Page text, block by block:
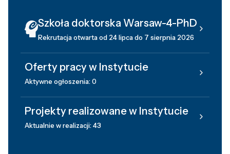
Szkoła doktorska Warsaw-4-PhD
Rekrutacja otwarta od 24 lipca do 7 sierpnia 2026
Oferty pracy w Instytucie
Aktywne ogłoszenia: 0
Projekty realizowane w Instytucie
Aktualnie w realizacji: 43